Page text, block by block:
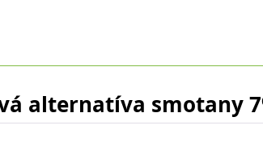
alternatíva smotany